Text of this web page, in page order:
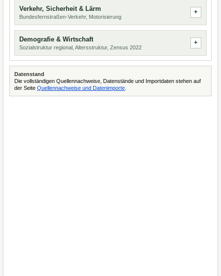
Verkehr, Sicherheit & Lärm
Bundesfernstraßen-Verkehr, Motorisierung
Demografie & Wirtschaft
Sozialstruktur regional, Altersstruktur, Zensus 2022
Datenstand
Die vollständigen Quellennachweise, Datenstände und Importdaten stehen auf
der Seite Quellennachweise und Datenimporte